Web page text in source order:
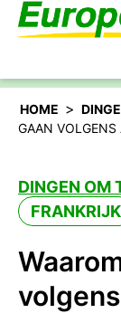
Nederlands
HOME >
GAAN VOLGENS
DINGEN OM
FRANKRIJK